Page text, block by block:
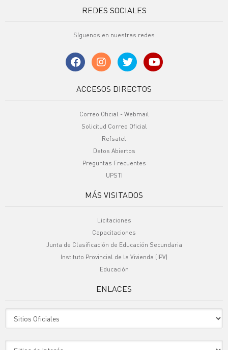
REDES SOCIALES
Síguenos en nuestras redes
ACCESOS DIRECTOS
Correo Oficial - Webmail
Solicitud Correo Oficial
Refsatel
Datos Abiertos
Preguntas Frecuentes
UPSTI
MÁS VISITADOS
Licitaciones
Capacitaciones
Junta de Clasificación de Educación Secundaria
Instituto Provincial de la Vivienda (IPV)
Educación
ENLACES